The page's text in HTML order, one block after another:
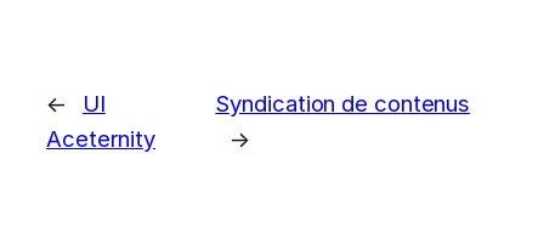
←
UI
Aceternity
Syndication de contenus
→